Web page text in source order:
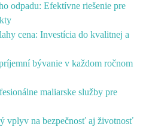
odpadu: Efektívne riešenie pre
cena: Investícia do kvalitnej a
bývanie v každom ročnom
maliarske služby pre
vplyv na bezpečnosť aj životnosť